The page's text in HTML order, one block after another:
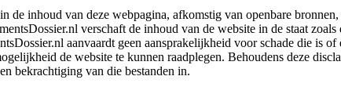
de inhoud van deze webpagina, afkomstig van openbare
verschaft de inhoud van de website in de staat
aanvaardt geen aansprakelijkheid voor schade die
de website te kunnen raadplegen. Behoudens deze
bekrachtiging van die bestanden in.